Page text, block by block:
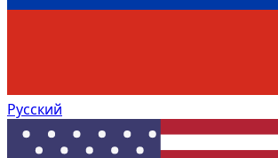
Русский